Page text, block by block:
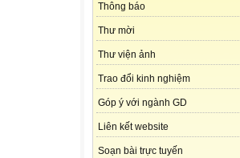
Thông báo
Thư mời
Thư viện ảnh
Trao đổi kinh nghiệm
Góp ý với ngành GD
Liên kết website
Soạn bài trực tuyến